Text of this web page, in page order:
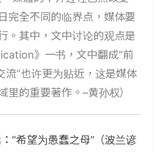
完全不同的临界点，媒体要
。其中，文中讨论的观点是
》 一书，文中翻成”前
流”也许更为贴近，这是媒体
里的重要著作。–黄孙权）
“希望为愚蠢之母”（波兰谚